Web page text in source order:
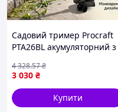
Садовий тример Procraft
PTA26BL акумуляторний з
штангою 165 см для
обробки великих ділянок, з
волосінню
3 030 ₴
4 328.57₴
Купити